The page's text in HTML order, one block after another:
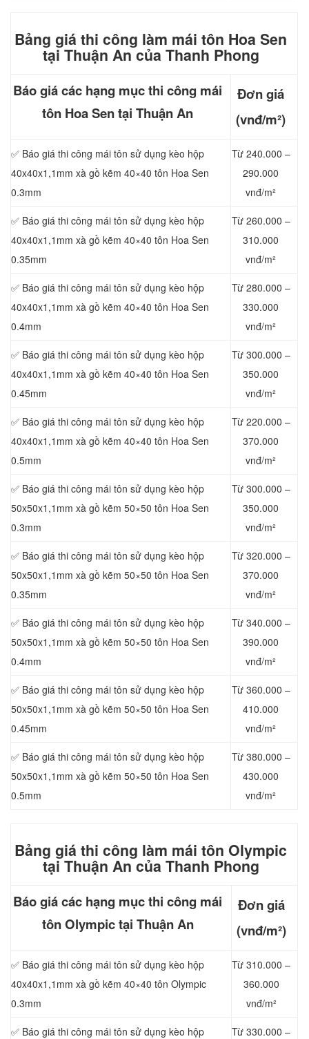
Bảng giá thi công làm mái tôn Hoa Sen
tại Thuận An của Thanh Phong
Báo giá các hạng mục thi công mái
tôn Hoa Sen tại Thuận An
Đơn giá
(vnđ/m²)
✅ Báo giá thi công mái tôn sử dụng kèo hộp
40x40x1,1mm xà gồ kẽm 40×40 tôn Hoa Sen
0.3mm
Từ 240.000 –
290.000
vnđ/m²
✅ Báo giá thi công mái tôn sử dụng kèo hộp
40x40x1,1mm xà gồ kẽm 40×40 tôn Hoa Sen
0.35mm
Từ 260.000 –
310.000
vnđ/m²
✅ Báo giá thi công mái tôn sử dụng kèo hộp
40x40x1,1mm xà gồ kẽm 40×40 tôn Hoa Sen
0.4mm
Từ 280.000 –
330.000
vnđ/m²
✅ Báo giá thi công mái tôn sử dụng kèo hộp
40x40x1,1mm xà gồ kẽm 40×40 tôn Hoa Sen
0.45mm
Từ 300.000 –
350.000
vnđ/m²
✅ Báo giá thi công mái tôn sử dụng kèo hộp
40x40x1,1mm xà gồ kẽm 40×40 tôn Hoa Sen
0.5mm
Từ 220.000 –
370.000
vnđ/m²
✅ Báo giá thi công mái tôn sử dụng kèo hộp
50x50x1,1mm xà gồ kẽm 50×50 tôn Hoa Sen
0.3mm
Từ 300.000 –
350.000
vnđ/m²
✅ Báo giá thi công mái tôn sử dụng kèo hộp
50x50x1,1mm xà gồ kẽm 50×50 tôn Hoa Sen
0.35mm
Từ 320.000 –
370.000
vnđ/m²
✅ Báo giá thi công mái tôn sử dụng kèo hộp
50x50x1,1mm xà gồ kẽm 50×50 tôn Hoa Sen
0.4mm
Từ 340.000 –
390.000
vnđ/m²
✅ Báo giá thi công mái tôn sử dụng kèo hộp
50x50x1,1mm xà gồ kẽm 50×50 tôn Hoa Sen
0.45mm
Từ 360.000 –
410.000
vnđ/m²
✅ Báo giá thi công mái tôn sử dụng kèo hộp
50x50x1,1mm xà gồ kẽm 50×50 tôn Hoa Sen
0.5mm
Từ 380.000 –
430.000
vnđ/m²
Bảng giá thi công làm mái tôn Olympic
tại Thuận An của Thanh Phong
Báo giá các hạng mục thi công mái
tôn Olympic tại Thuận An
Đơn giá
(vnđ/m²)
✅ Báo giá thi công mái tôn sử dụng kèo hộp
40x40x1,1mm xà gồ kẽm 40×40 tôn Olympic
0.3mm
Từ 310.000 –
360.000
vnđ/m²
✅ Báo giá thi công mái tôn sử dụng kèo hộp
Từ 330.000 –